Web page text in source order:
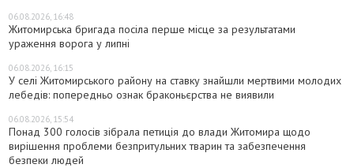
06.08.2026, 16:48
Житомирська бригада посіла перше місце за результатами
ураження ворога у липні
06.08.2026, 16:15
У селі Житомирського району на ставку знайшли мертвими молодих
лебедів: попередньо ознак браконьєрства не виявили
06.08.2026, 15:54
Понад 300 голосів зібрала петиція до влади Житомира щодо
вирішення проблеми безпритульних тварин та забезпечення
безпеки людей